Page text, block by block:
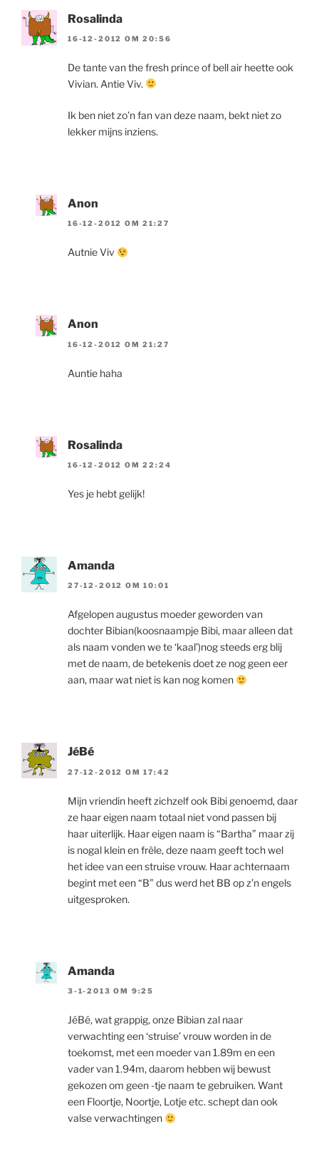
Rosalinda
16-12-2012 OM 20:56
De tante van the fresh prince of bell air heette ook
Vivian. Antie Viv.
Ik ben niet zo’n fan van deze naam, bekt niet zo
lekker mijns inziens.
Anon
16-12-2012 OM 21:27
Autnie Viv
Anon
16-12-2012 OM 21:27
Auntie haha
Rosalinda
16-12-2012 OM 22:24
Yes je hebt gelijk!
Amanda
27-12-2012 OM 10:01
Afgelopen augustus moeder geworden van
dochter Bibian(koosnaampje Bibi, maar alleen dat
als naam vonden we te ‘kaal’)nog steeds erg blij
met de naam, de betekenis doet ze nog geen eer
aan, maar wat niet is kan nog komen
JéBé
27-12-2012 OM 17:42
Mijn vriendin heeft zichzelf ook Bibi genoemd, daar
ze haar eigen naam totaal niet vond passen bij
haar uiterlijk. Haar eigen naam is “Bartha” maar zij
is nogal klein en frèle, deze naam geeft toch wel
het idee van een struise vrouw. Haar achternaam
begint met een “B” dus werd het BB op z’n engels
uitgesproken.
Amanda
3-1-2013 OM 9:25
JéBé, wat grappig, onze Bibian zal naar
verwachting een ‘struise’ vrouw worden in de
toekomst, met een moeder van 1.89m en een
vader van 1.94m, daarom hebben wij bewust
gekozen om geen -tje naam te gebruiken. Want
een Floortje, Noortje, Lotje etc. schept dan ook
valse verwachtingen